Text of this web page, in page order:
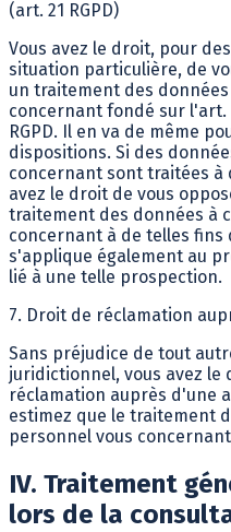
(art. 21 RGPD)
Vous avez le droit, pour
situation particulière, de
un traitement des
concernant fondé sur l'art.
RGPD. Il en va de même
dispositions. Si des
concernant sont traitées à
avez le droit de vous
traitement des données à
concernant à de telles fins
s'applique également au
lié à une telle prospection.
7. Droit de réclamation
Sans préjudice de tout
juridictionnel, vous avez
réclamation auprès d'une
estimez que le traitement
personnel vous
IV. Traitement
lors de la